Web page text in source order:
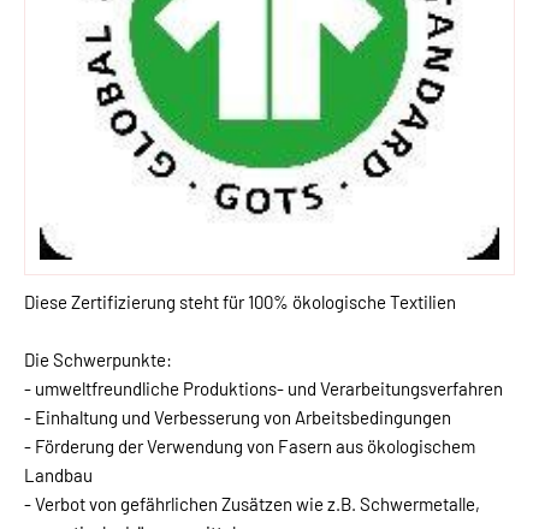
Diese Zertifizierung steht für 100% ökologische Textilien
Die Schwerpunkte:
- umweltfreundliche Produktions- und Verarbeitungsverfahren
- Einhaltung und Verbesserung von Arbeitsbedingungen
- Förderung der Verwendung von Fasern aus ökologischem
Landbau
- Verbot von gefährlichen Zusätzen wie z.B. Schwermetalle,